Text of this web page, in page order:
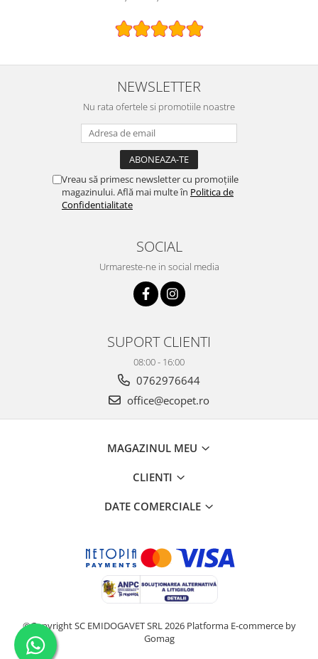
NEWSLETTER
Nu rata ofertele si promotiile noastre
Vreau să primesc newsletter cu promoțiile
magazinului. Află mai multe în Politica de
Confidentialitate
SOCIAL
Urmareste-ne in social media
SUPORT CLIENTI
08:00 - 16:00
0762976644
office@ecopet.ro
MAGAZINUL MEU
CLIENTI
DATE COMERCIALE
©Copyright SC EMIDOGAVET SRL 2026 Platforma E-commerce by
Gomag